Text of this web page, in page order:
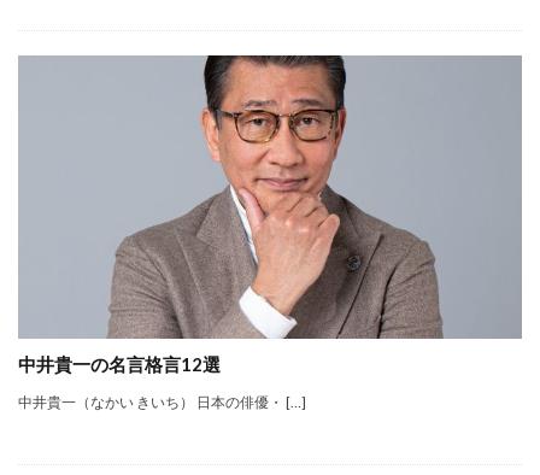
中井貴一の名言格言12選
中井貴一（なかい きいち） 日本の俳優・ […]